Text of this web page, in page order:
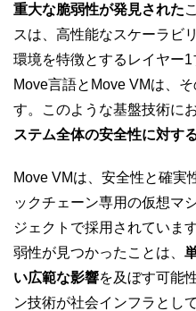
重大な脆弱性が発見された
スは、高性能なスケーラビ
環境を特徴とするレイヤー1
Move言語とMove VMは、
す。このような基盤技術に
ステム全体の安全性に対す
Move VMは、安全性と確実
ックチェーン専用の仮想マ
ジェクトで採用されていま
弱性が見つかったことは、
い広範な影響を及ぼす可能
ン技術が社会インフラとし